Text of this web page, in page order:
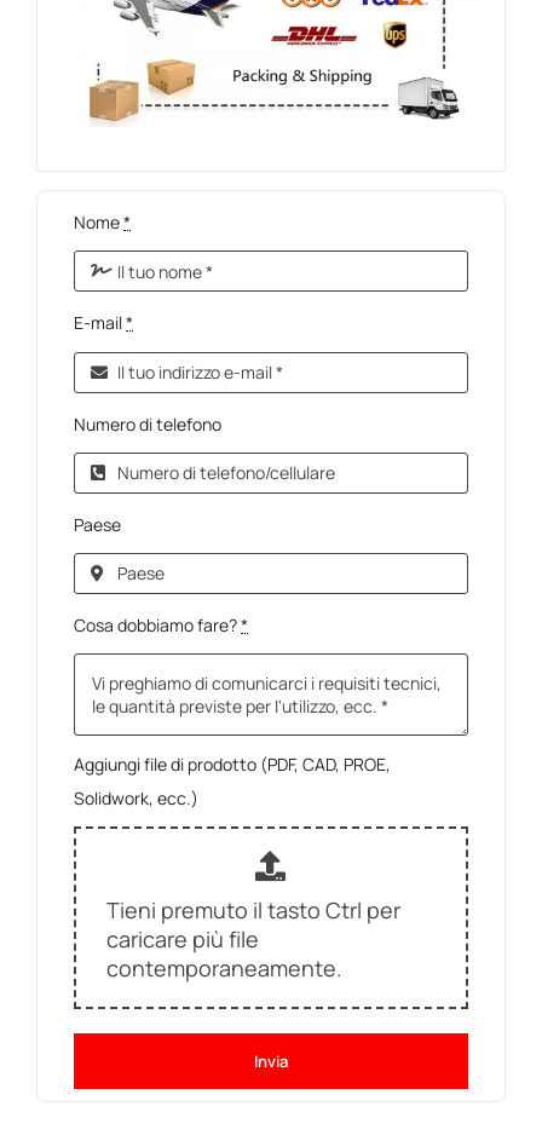
Nome*
E-mail*
Numero di telefono
Paese
Cosa dobbiamo fare?*
Aggiungi file di prodotto (PDF, CAD, PROE,
Solidwork, ecc.)
Tieni premuto il tasto Ctrl per
caricare più file
contemporaneamente.
Invia